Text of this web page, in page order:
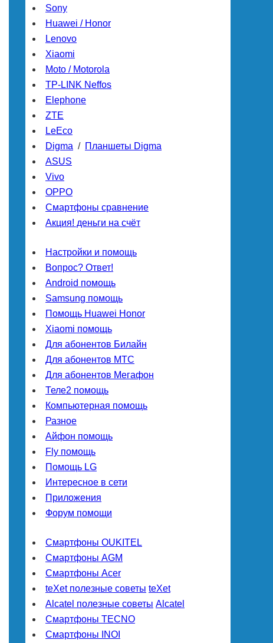
Sony
Huawei / Honor
Lenovo
Xiaomi
Moto / Motorola
TP-LINK Neffos
Elephone
ZTE
LeEco
Digma / Планшеты Digma
ASUS
Vivo
OPPO
Смартфоны сравнение
Акция! деньги на счёт
Настройки и помощь
Вопрос? Ответ!
Android помощь
Samsung помощь
Помощь Huawei Honor
Xiaomi помощь
Для абонентов Билайн
Для абонентов МТС
Для абонентов Мегафон
Теле2 помощь
Компьютерная помощь
Разное
Айфон помощь
Fly помощь
Помощь LG
Интересное в сети
Приложения
Форум помощи
Смартфоны OUKITEL
Смартфоны AGM
Смартфоны Acer
teXet полезные советы teXet
Alcatel полезные советы Alcatel
Смартфоны TECNO
Смартфоны INOI